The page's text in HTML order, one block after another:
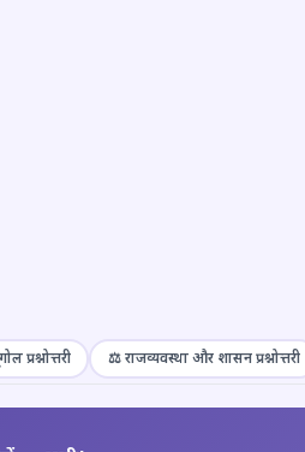
प्रश्नोत्तरी ⚖️ राजव्यवस्था और शासन प्रश्नोत्तरी